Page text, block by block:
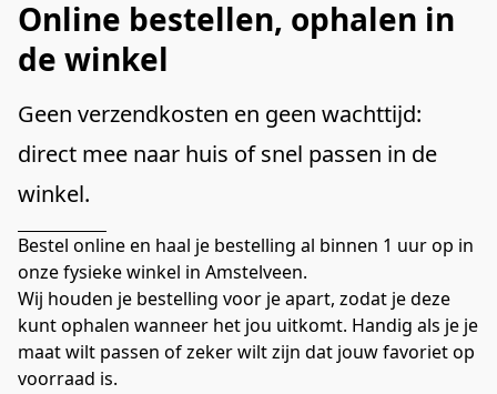
Online bestellen, ophalen in
de winkel
Geen verzendkosten en geen wachttijd:
direct mee naar huis of snel passen in de
winkel.
Bestel online en haal je bestelling al binnen 1 uur op in
onze fysieke winkel in Amstelveen.
Wij houden je bestelling voor je apart, zodat je deze
kunt ophalen wanneer het jou uitkomt. Handig als je je
maat wilt passen of zeker wilt zijn dat jouw favoriet op
voorraad is.